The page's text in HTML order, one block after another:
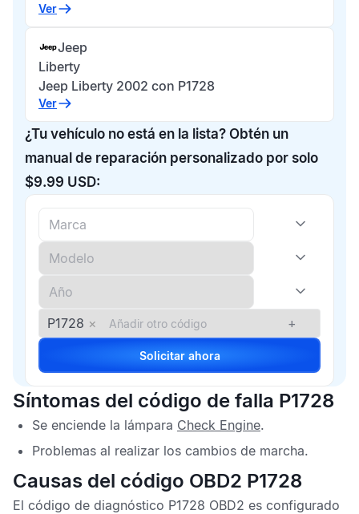
Ver
Jeep
Liberty
Jeep Liberty 2002 con P1728
Ver
¿Tu vehículo no está en la lista? Obtén un
manual de reparación personalizado por solo
$9.99 USD:
P1728 × +
Solicitar ahora
Síntomas del código de falla P1728
Se enciende la lámpara Check Engine.
Problemas al realizar los cambios de marcha.
Causas del código OBD2 P1728
El código de diagnóstico P1728 OBD2 es configurado